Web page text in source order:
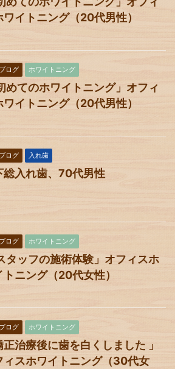
ワイトニング（20代男性）
ログ ホワイトニング
めてのホワイトニング」オフィ
ワイトニング（20代男性）
ログ 入れ歯
総入れ歯、70代男性
ログ ホワイトニング
タッフの施術体験」オフィスホ
トニング（20代女性）
ログ ホワイトニング
正治療後に歯を白くしました 」
ィスホワイトニング（30代女